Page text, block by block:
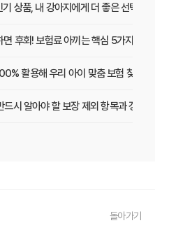
상품, 내 강아지에게 더 좋은 선택은?
면 후회! 보험료 아끼는 핵심 5가지
활용해 우리 아이 맞춤 보험 찾는 법
시 알아야 할 보장 제외 항목과 갱신 조건
돌아가기